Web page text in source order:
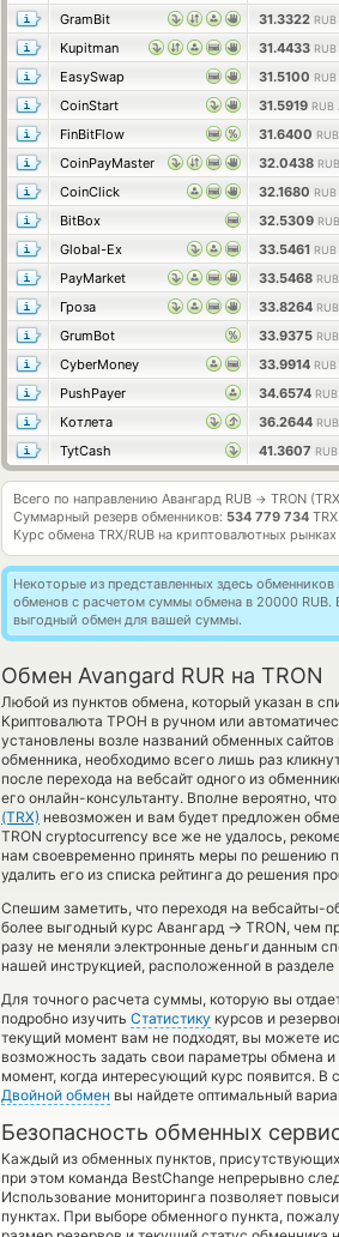
GramBit
31.3322
Kupitman
31.4433
EasySwap
31.5100
CoinStart
31.5919 RUB
FinBitFlow
31.6400
CoinPayMaster
32.0438
CoinClick
32.1680
BitBox
32.5309
Global-Ex
33.5461
PayMarket
33.5468
Гроза
33.8264
GrumBot
33.9375
CyberMoney
33.9914
PushPayer
34.6574
Котлета
36.2644
TytCash
41.3607
Всего по направлению Авангард RUB → TRON
Суммарный резерв обменников: 534 779 734 TRX.
Курс обмена TRX/RUB на криптовалютных
Некоторые из представленных здесь
обменов с расчетом суммы обмена в 20000 RUB.
выгодный обмен для вашей суммы.
Обмен Avangard RUR на TRON
Любой из пунктов обмена, который указан в
Криптовалюта ТРОН в ручном или
установлены возле названий обменных
обменника, необходимо всего лишь раз
после перехода на вебсайт одного из
его онлайн-консультанту. Вполне вероятно,
(TRX) невозможен и вам будет предложен
TRON cryptocurrency все же не удалось,
нам своевременно принять меры по решению
удалить его из списка рейтинга до решения
Спешим заметить, что переходя на вебсайты-
более выгодный курс Авангард → TRON, чем
разу не меняли электронные деньги данным
нашей инструкцией, расположенной в разделе
Для точного расчета суммы, которую вы
подробно изучить Статистику курсов и
текущий момент вам не подходят, вы можете
возможность задать свои параметры обмена
момент, когда интересующий курс появится.
Двойной обмен вы найдете оптимальный
Безопасность обменных
Каждый из обменных пунктов,
при этом команда BestChange непрерывно
Использование мониторинга позволяет
пунктах. При выборе обменного пункта,